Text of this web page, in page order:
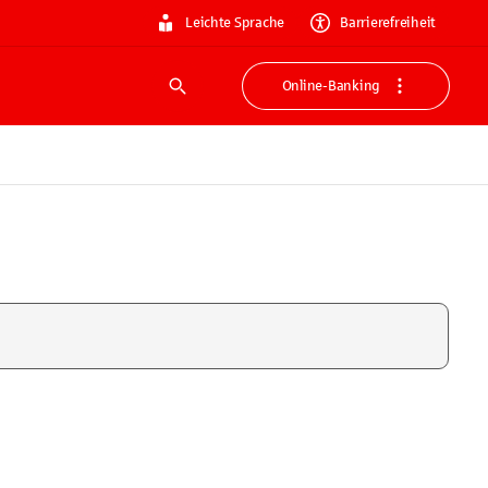
Leichte Sprache Barrierefreiheit
Suche
Online-Banking